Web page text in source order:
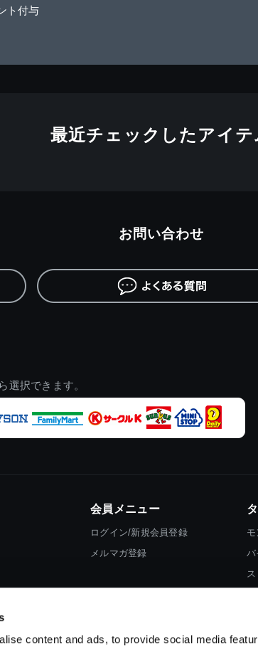
content and ads, to provide social media
ト付与
最近チェックしたアイテ
選択できます。
お問い合わせ
会員メニュー
ログイン/新規会員登録
メルマガ登録